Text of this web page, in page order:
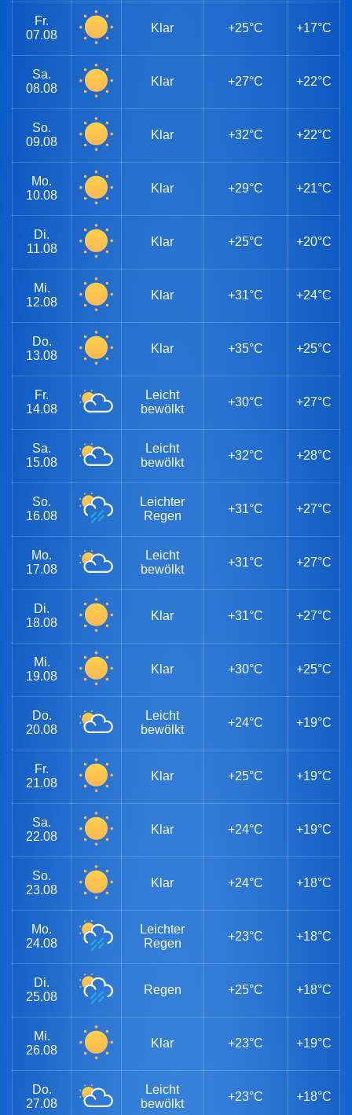
Fr.
07.08
Klar +25°C +17°C
Sa.
08.08
Klar +27°C +22°C
So.
09.08
Klar +32°C +22°C
Mo.
10.08
Klar +29°C +21°C
Di.
11.08
Klar +25°C +20°C
Mi.
12.08
Klar +31°C +24°C
Do.
13.08
Klar +35°C +25°C
Fr.
14.08
Leicht
bewölkt
+30°C +27°C
Sa.
15.08
Leicht
bewölkt
+32°C +28°C
So.
16.08
Leichter
Regen
+31°C +27°C
Mo.
17.08
Leicht
bewölkt
+31°C +27°C
Di.
18.08
Klar +31°C +27°C
Mi.
19.08
Klar +30°C +25°C
Do.
20.08
Leicht
bewölkt
+24°C +19°C
Fr.
21.08
Klar +25°C +19°C
Sa.
22.08
Klar +24°C +19°C
So.
23.08
Klar +24°C +18°C
Mo.
24.08
Leichter
Regen
+23°C +18°C
Di.
25.08
Regen +25°C +18°C
Mi.
26.08
Klar +23°C +19°C
Do.
27.08
Leicht
bewölkt
+23°C +18°C